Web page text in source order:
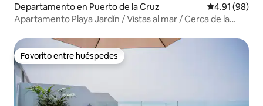
Departamento en Puerto de la Cruz Calificación
4.91 (98)
Apartamento Playa Jardín / Vistas al mar / Cerca de la
Favorito entre huéspedes
Favorito entre huéspedes